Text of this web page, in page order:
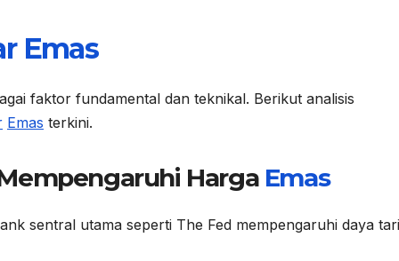
Emas
faktor fundamental dan teknikal. Berikut analisis
Emas terkini.
Harga Emas
sentral utama seperti The Fed mempengaruhi daya